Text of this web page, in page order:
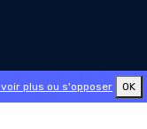
plus ou s'opposer OK